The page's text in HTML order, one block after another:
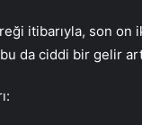
itibarıyla, son
da ciddi bir gelir